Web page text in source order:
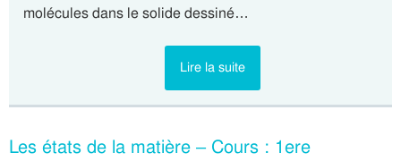
molécules dans le solide dessiné…
Lire la suite
Les états de la matière – Cours : 1ere